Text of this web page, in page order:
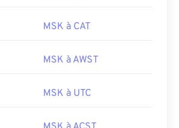
MSK à CAT
MSK à AWST
MSK à UTC